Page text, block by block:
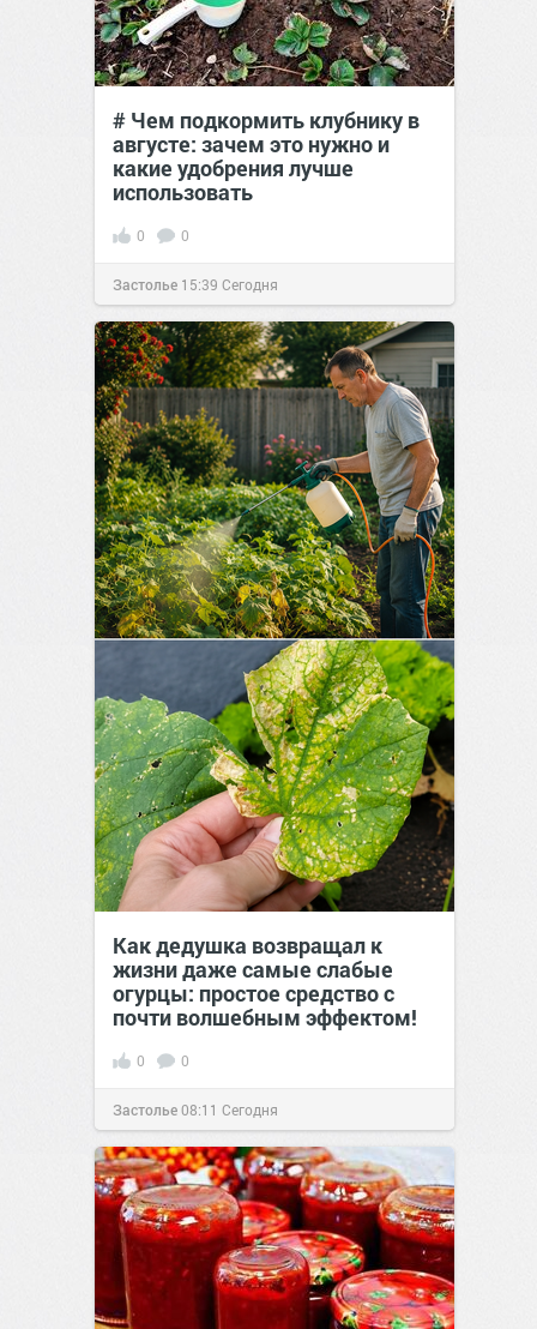
# Чем подкормить клубнику в
августе: зачем это нужно и
какие удобрения лучше
использовать
0 0
Застолье 15:39 Сегодня
Как дедушка возвращал к
жизни даже самые слабые
огурцы: простое средство с
почти волшебным эффектом!
0 0
Застолье08:11 Сегодня